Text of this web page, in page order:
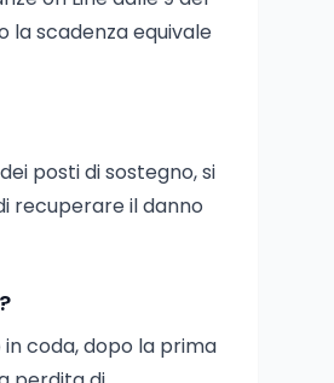
la scadenza equivale
posti di sostegno, si
recuperare il danno
coda, dopo la prima